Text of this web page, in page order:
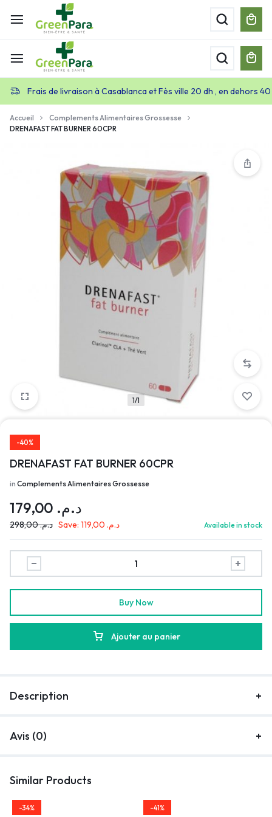
Frais de livraison à Casablanca et Fès ville 20 dh , en dehors
Accueil
Complements Alimentaires Grossesse
DRENAFAST FAT BURNER 60CPR
1/1
-40%
DRENAFAST FAT BURNER 60CPR
in Complements Alimentaires Grossesse
د.م.
د.م.298,00 Save: د.م. Available in stock
Ajouter au panier
Buy Now
Description
Avis (0)
Similar Products
-34% -41%